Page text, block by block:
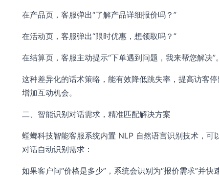
在产品页，客服弹出“了解产品详细报价吗？”
在活动页，客服弹出“限时优惠，想领取吗？”
在结算页，客服主动提示“下单遇到问题，我来帮您解决”
这种差异化的话术策略，能有效降低跳失率，提高访客
增加互动机会。
二、智能识别对话需求，精准匹配解决方案
螳螂科技智能客服系统内置 NLP 自然语言识别技术，可
对话自动识别需求：
如果客户问“价格是多少”，系统会识别为“报价需求”并快